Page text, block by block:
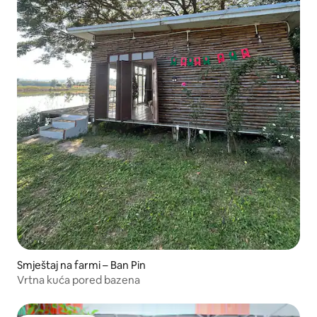
Smještaj na farmi – Ban Pin
Vrtna kuća pored bazena